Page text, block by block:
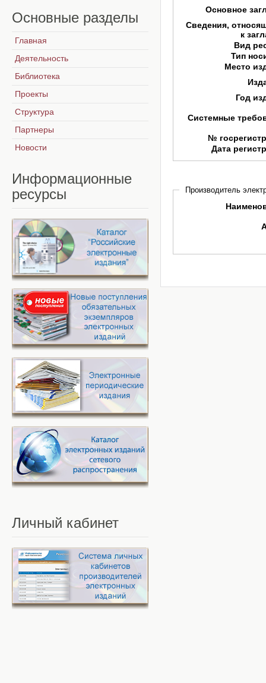
Основное
Сведения,
к
Вид
Тип
Место
Год
Системные
№
Дата
Производитель
Основные разделы
Главная
Деятельность
Библиотека
Проекты
Структура
Партнеры
Новости
Информационные
ресурсы
Личный кабинет